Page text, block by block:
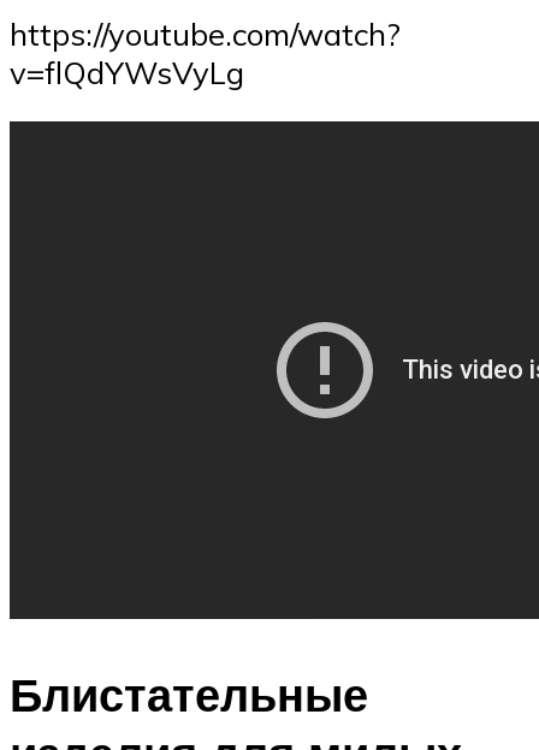
https://youtube.com/watch?
v=flQdYWsVyLg
Блистательные